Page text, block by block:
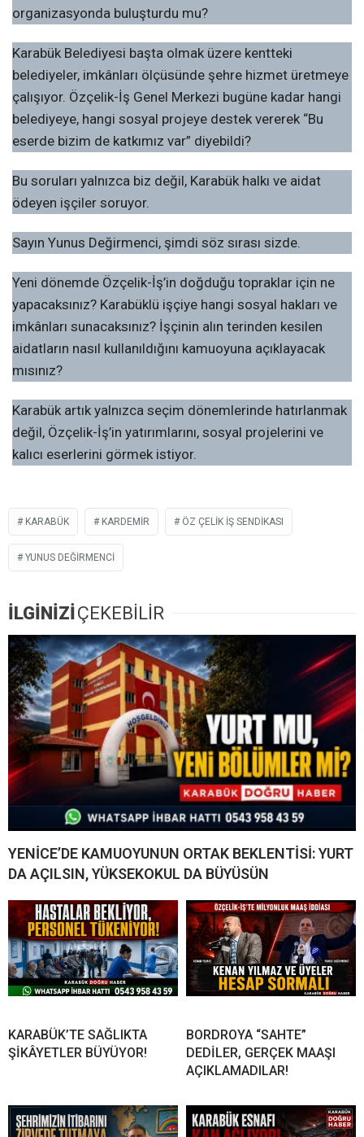
organizasyonda buluşturdu mu?
Karabük Belediyesi başta olmak üzere kentteki
belediyeler, imkânları ölçüsünde şehre hizmet üretmeye
çalışıyor. Özçelik-İş Genel Merkezi bugüne kadar hangi
belediyeye, hangi sosyal projeye destek vererek “Bu
eserde bizim de katkımız var” diyebildi?
Bu soruları yalnızca biz değil, Karabük halkı ve aidat
ödeyen işçiler soruyor.
Sayın Yunus Değirmenci, şimdi söz sırası sizde.
Yeni dönemde Özçelik-İş’in doğduğu topraklar için ne
yapacaksınız? Karabüklü işçiye hangi sosyal hakları ve
imkânları sunacaksınız? İşçinin alın terinden kesilen
aidatların nasıl kullanıldığını kamuoyuna açıklayacak
mısınız?
Karabük artık yalnızca seçim dönemlerinde hatırlanmak
değil, Özçelik-İş’in yatırımlarını, sosyal projelerini ve
kalıcı eserlerini görmek istiyor.
KARABÜK KARDEMİR ÖZ ÇELIK IŞ SENDIKASI
YUNUS DEĞIRMENCI
İLGİNİZİ ÇEKEBİLİR
YENİCE’DE KAMUOYUNUN ORTAK BEKLENTİSİ: YURT
DA AÇILSIN, YÜKSEKOKUL DA BÜYÜSÜN
KARABÜK’TE SAĞLIKTA
ŞİKÂYETLER BÜYÜYOR!
BORDROYA “SAHTE”
DEDİLER, GERÇEK MAAŞI
AÇIKLAMADILAR!